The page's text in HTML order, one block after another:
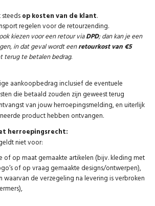
op kosten van de klant.
regelen voor de retourzending.
kiezen voor een retour viaDPD; dan kan je een
in dat geval wordt eenretourkost van €5
terug te betalen bedrag.
aankoopbedrag inclusief de eventuele
die betaald zouden zijn geweest terug
van jouw herroepingsmelding, en uiterlijk
product hebben ontvangen.
herroepingsrecht:
niet voor:
of op maat gemaakte artikelen (bijv. kleding met
of op vraag gemaakte designs/ontwerpen),
waarvan de verzegeling na levering is verbroken